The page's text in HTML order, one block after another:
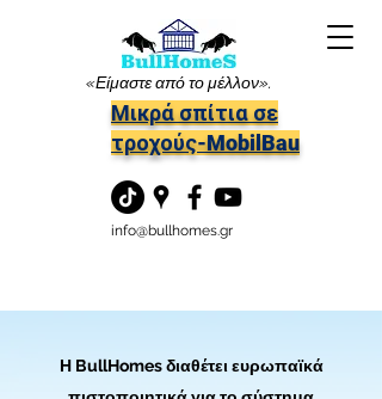
«Είμαστε από το μέλλον».
Μικρά σπίτια σε
τροχούς-MobilBau
info@bullhomes.gr
Η BullHomes διαθέτει ευρωπαϊκά